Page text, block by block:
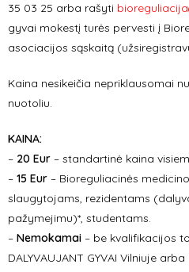
35 03 25 arba rašyti
gyvai mokestį turės pervesti į
asociacijos sąskaitą
Kaina nesikeičia nepriklausomai
nuotoliu.
KAINA:
– 20 Eur – standartinė kaina
– 15 Eur – Bioreguliacinės
slaugytojams, rezidentams
pažymejimu)*, studentams.
– Nemokamai – be kvalifikacijos
DALYVAUJANT GYVAI Vilniuje arba